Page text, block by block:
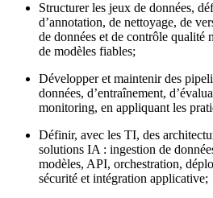
Structurer les jeux de données,
d’annotation, de nettoyage, de
de données et de contrôle qualité
de modèles fiables;
Développer et maintenir des
données, d’entraînement,
monitoring, en appliquant les
Définir, avec les TI, des
solutions IA : ingestion de
modèles, API, orchestration,
sécurité et intégration applicative;